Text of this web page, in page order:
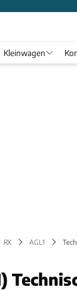
Kleinwagen
RX AGL1